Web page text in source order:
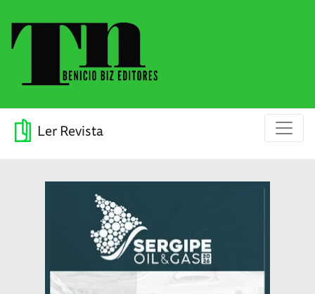
Ler Revista